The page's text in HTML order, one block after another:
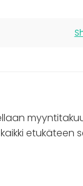
etukäteen